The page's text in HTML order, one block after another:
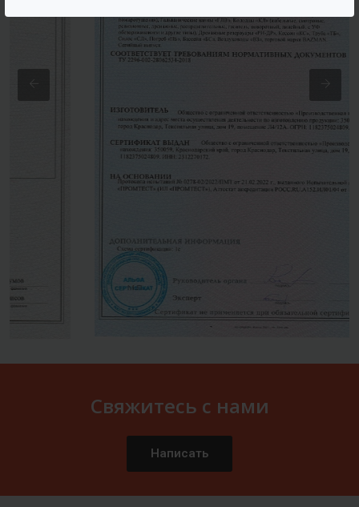
Свяжитесь с нами
Написать